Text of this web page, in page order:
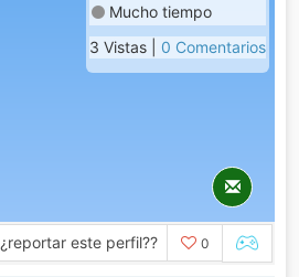
Mucho tiempo
3 Vistas | 0 Comentarios
¿reportar este perfil?? 0